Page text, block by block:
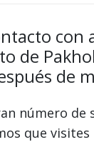
con
de
de
número de
que